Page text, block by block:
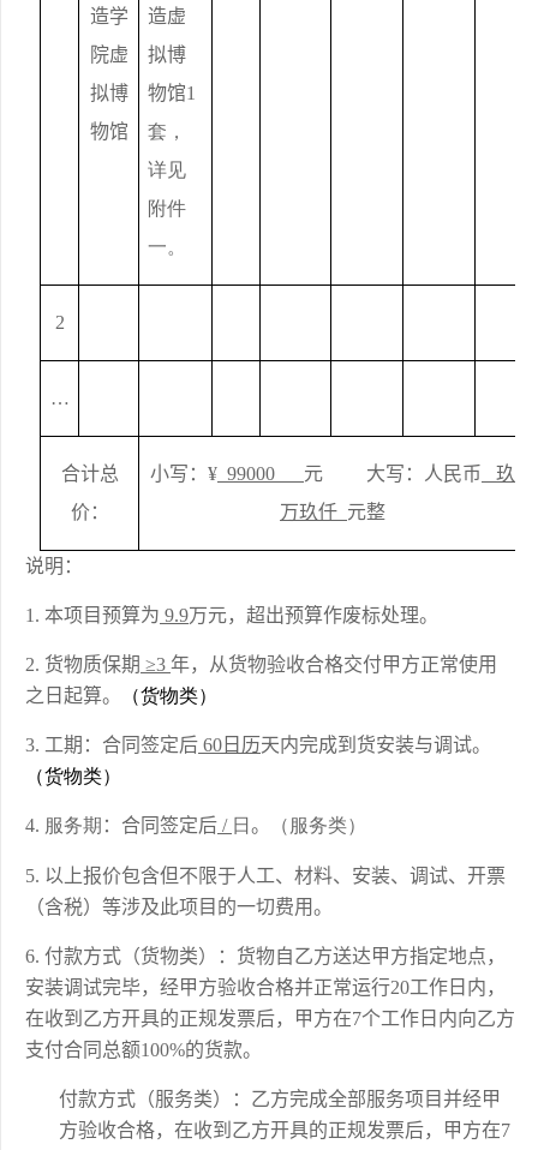
造学
院虚
拟博
物馆
造虚
拟博
物馆1
套，
详见
附件
一。
2
…
合计总
价：
小写 ： ¥ 99000 元         大写：人民币
玖
万玖仟 元整
说明：
本项目预算为 9.9万元，超出预算作废标处理。
货物质保期 ≥3 年，从货物验收合格交付甲方正常使用
之日起算。
（货物类）
工期：合同签定后 60 日历天内完成到货安装与调试。
（货物类）
服务期 ：合同签定后 / 日 。 （服务类）
以上报价包含但不限于人工、材料、安装、调试、开票
（含税）等涉及此项目的一切费用。
付款方式 （货物类）
：货物自乙方送达甲方指定地点，
安装调试完毕，经甲方验收合格并正常运行20工作日内，
在收到乙方开具的正规发票后，甲方在7个工作日内向乙方
支付合同总额100%的货款。
付款方式 （服务类）
：乙方完成全部服务项目并经甲
方验收合格，在收到乙方开具的正规发票后，甲方在7